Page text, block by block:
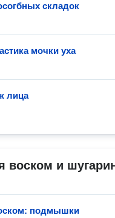
складок
мочки уха
лица
воском и
подмышки